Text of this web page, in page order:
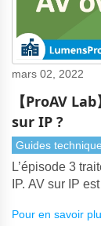
mars 02, 2022
【ProAV
sur IP ?
Guides
L’épisode 3
IP. AV sur IP
salles de
Pour en savoir